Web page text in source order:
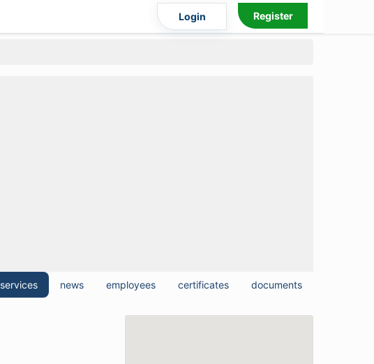
Login Register
services news employees certificates documents